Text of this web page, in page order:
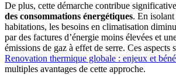
De plus, cette démarche contribue
des consommations énergétiques. En
habitations, les besoins en climatisation
par des factures d’énergie moins élevées et
émissions de gaz à effet de serre. Ces aspects
Renovation thermique globale : enjeux et
multiples avantages de cette approche.